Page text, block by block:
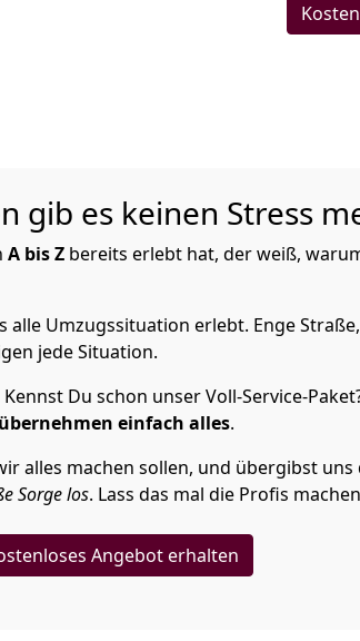
gib es keinen Stress
A bis Z bereits erlebt hat, der weiß,
alle Umzugssituation erlebt. Enge
jede Situation.
Du schon unser Voll-Service-
einfach alles.
alles machen sollen, und übergibst uns
Sorge los. Lass das mal die Profis
Angebot erhalten